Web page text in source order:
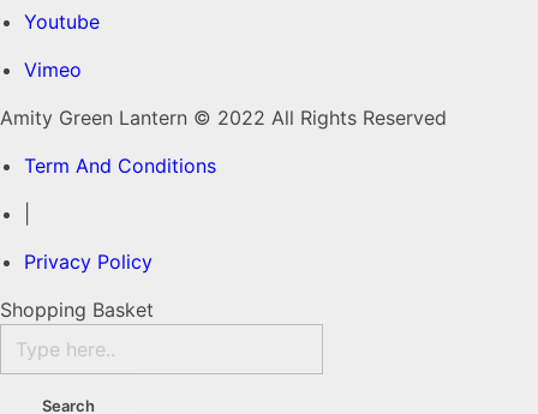
Youtube
Vimeo
Amity Green Lantern © 2022 All Rights Reserved
Term And Conditions
Privacy Policy
Shopping Basket